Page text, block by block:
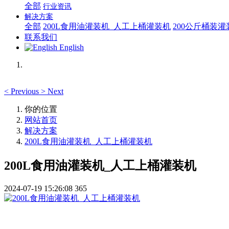
全部 行业资讯
解决方案
全部 200L食用油灌装机_人工上桶灌装机 200公斤桶装
联系我们
English
< Previous > Next
你的位置
网站首页
解决方案
200L食用油灌装机_人工上桶灌装机
200L食用油灌装机_人工上桶灌装机
2024-07-19 15:26:08 365